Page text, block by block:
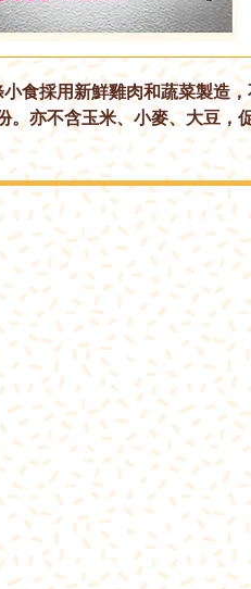
小食採用新鮮雞肉和蔬菜製造
。亦不含玉米、小麥、大豆，